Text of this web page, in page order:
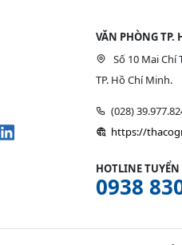
VĂN PHÒNG TP.
Số 10 Mai
TP. Hồ Chí Minh.
(028)
https://
HOTLINE
0938